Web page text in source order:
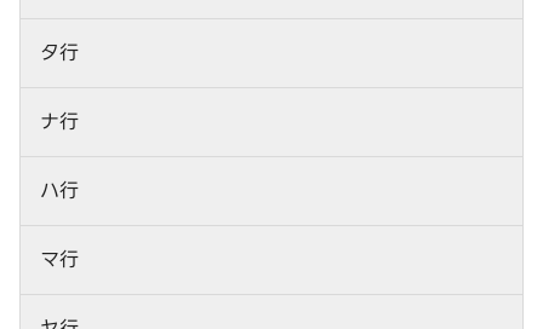
タ行
ナ行
ハ行
マ行